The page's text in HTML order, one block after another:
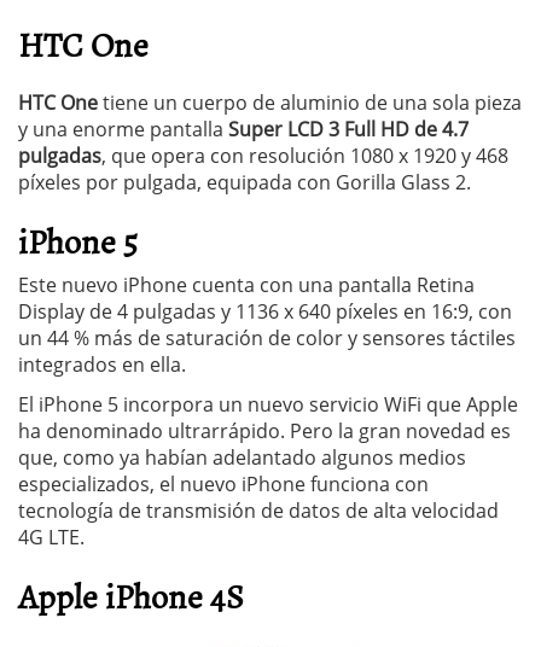
HTC One
HTC Onetiene un cuerpo de aluminio de una sola pieza
y una enorme pantalla Super LCD 3 Full HD de 4.7
pulgadas, que opera con resolución 1080 x 1920 y 468
píxeles por pulgada, equipada con Gorilla Glass 2.
iPhone 5
Este nuevo iPhone cuenta con una pantalla Retina
Display de 4 pulgadas y 1136 x 640 píxeles en 16:9, con
un 44 % más de saturación de color y sensores táctiles
integrados en ella.
El iPhone 5 incorpora un nuevo servicio WiFi que Apple
ha denominado ultrarrápido. Pero la gran novedad es
que, como ya habían adelantado algunos medios
especializados, el nuevo iPhone funciona con
tecnología de transmisión de datos de alta velocidad
4G LTE.
Apple iPhone 4S